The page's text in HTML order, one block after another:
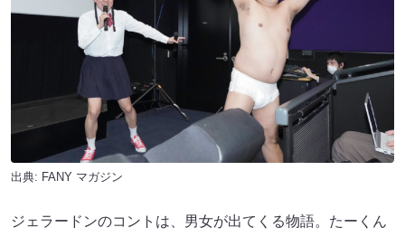
出典: FANY マガジン
ジェラードンのコントは、男女が出てくる物語。たーくん